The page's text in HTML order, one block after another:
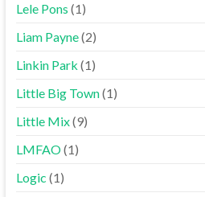
Lele Pons (1)
Liam Payne(2)
Linkin Park (1)
Little Big Town(1)
Little Mix(9)
LMFAO(1)
Logic (1)